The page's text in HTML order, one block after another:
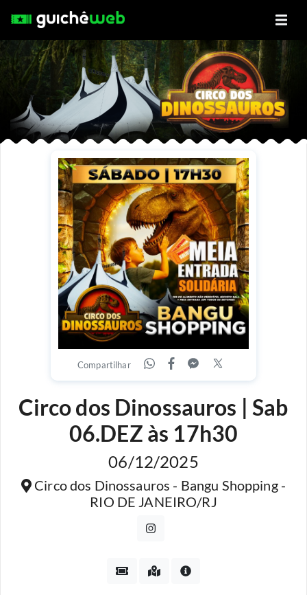
Compartilhar
Circo dos Dinossauros | Sab
06.DEZ às 17h30
06/12/2025
Circo dos Dinossauros - Bangu Shopping -
RIO DE JANEIRO/RJ